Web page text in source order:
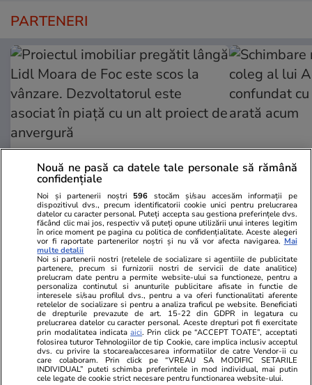
PARTENERI
ZiaruldeIasi.ro
Proiectul imobiliar pregătit lângă
Lidl Moara de Foc este scos la
vânzare. Dezvoltatorul este
asociat în piață cu un alt proiect
de anvergură
Fanatik.ro
Schimbare
coleg al lui
confundat
arată acum
ULTIMELE ȘTIRI
Fotbal 22:56
Nouă ne pasă ca datele tale personale să rămână
confidențiale
Noi și partenerii noștri 596 stocăm și/sau accesăm informații pe
dispozitivul dvs., precum identificatorii cookie unici pentru prelucrarea
datelor cu caracter personal. Puteți accepta sau gestiona preferințele dvs.
făcând clic mai jos, respectiv vă puteți opune utilizării unui interes legitim
în orice moment pe pagina cu politica de confidențialitate. Aceste alegeri
vor fi raportate partenerilor noștri și nu vă vor afecta navigarea. Mai
multe detalii
Noi si partenerii nostri (retelele de socializare si agentiile de publicitate
partenere, precum si furnizorii nostri de servicii de date analitice)
prelucram date pentru a permite website-ului sa functioneze, pentru a
personaliza continutul si anunturile publicitare afisate in functie de
interesele si/sau profilul dvs., pentru a va oferi functionalitati aferente
retelelor de socializare si pentru a analiza traficul pe website. Beneficiati
de drepturile prevazute de art. 15-22 din GDPR in legatura cu
prelucrarea datelor cu caracter personal. Aceste drepturi pot fi exercitate
prin modalitatea indicataaici. Prin click pe “ACCEPT TOATE”, acceptati
folosirea tuturor Tehnologiilor de tip Cookie, care implica inclusiv acceptul
dvs. cu privire la stocarea/accesarea informatiilor de catre Vendor-ii cu
care colaboram. Prin click pe “VREAU SA MODIFIC SETARILE
INDIVIDUAL” puteti schimba preferintele in mod individual, mai putin
cele legate de cookie strict necesare pentru functionarea website-ului.